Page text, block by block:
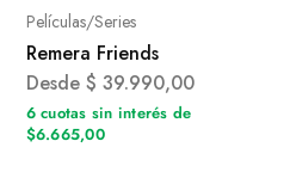
Películas/Series
Remera Friends
Desde $ 39.990,00
6 cuotas sin interés de
$6.665,00